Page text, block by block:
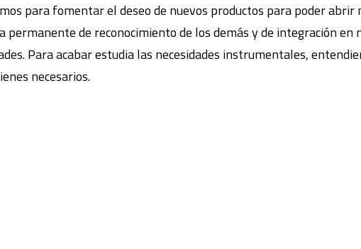
para fomentar el deseo de nuevos productos para poder abrir
permanente de reconocimiento de los demás y de integración
Para acabar estudia las necesidades instrumentales,
necesarios.